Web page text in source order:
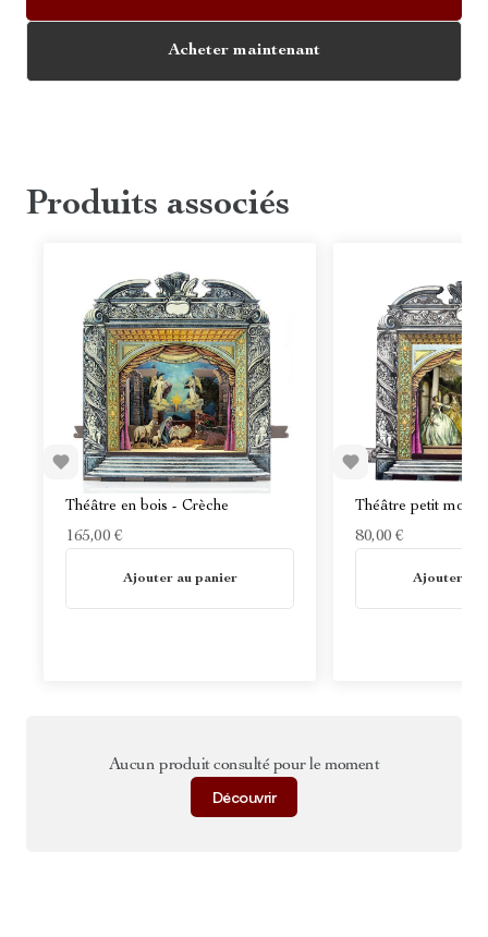
Acheter maintenant
Produits associés
Théâtre en bois - Crèche
165,00 €
Ajouter au panier
Théâtre petit
80,00 €
Ajouter au
Aucun produit consulté pour le moment
Découvrir